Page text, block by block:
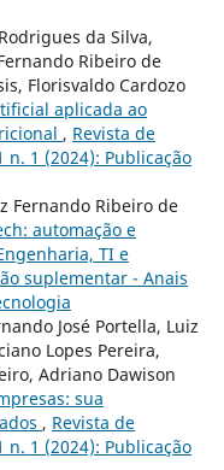
da Silva,
Ribeiro de
Florisvaldo Cardozo
aplicada ao
, Revista de
n. 1 (2024): Publicação
Fernando Ribeiro de
automação e
TI e
suplementar - Anais
José Portella, Luiz
Lopes Pereira,
Adriano Dawison
sua
, Revista de
n. 1 (2024): Publicação